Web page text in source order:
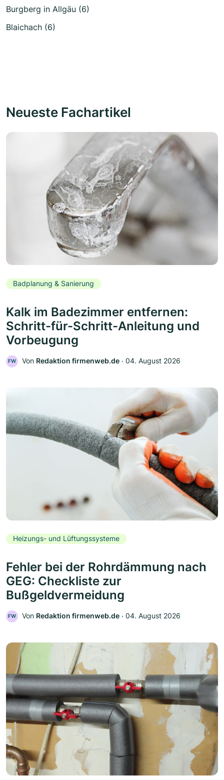
Burgberg in Allgäu (6)
Blaichach (6)
Neueste Fachartikel
Badplanung & Sanierung
Kalk im Badezimmer entfernen:
Schritt-für-Schritt-Anleitung und
Vorbeugung
FW Von Redaktion firmenweb.de ‧ 04. August 2026
Heizungs- und Lüftungssysteme
Fehler bei der Rohrdämmung nach
GEG: Checkliste zur
Bußgeldvermeidung
FW Von Redaktion firmenweb.de ‧ 04. August 2026